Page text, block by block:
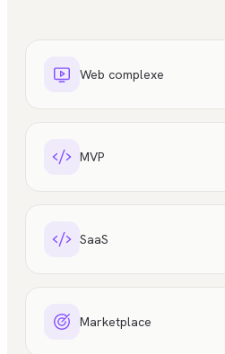
Web complexe
MVP
SaaS
Marketplace